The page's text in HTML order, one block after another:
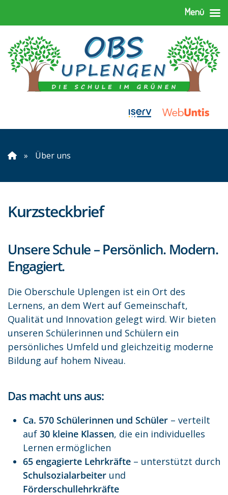
» Über uns
Kurzsteckbrief
Unsere Schule – Persönlich. Modern.
Engagiert.
Die Oberschule Uplengen ist ein Ort des
Lernens, an dem Wert auf Gemeinschaft,
Qualität und Innovation gelegt wird. Wir bieten
unseren Schülerinnen und Schülern ein
persönliches Umfeld und gleichzeitig moderne
Bildung auf hohem Niveau.
Das macht uns aus:
Ca. 570 Schülerinnen und Schüler – verteilt
auf 30 kleine Klassen, die ein individuelles
Lernen ermöglichen
65 engagierte Lehrkräfte – unterstützt durch
Schulsozialarbeiter und
Förderschullehrkräfte
Menü